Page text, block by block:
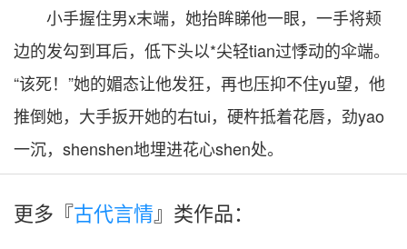
小手握住男x末端，她抬眸睇他一眼，一手将颊
边的发勾到耳后，低下头以*尖轻tian过悸动的伞端。
“该死！”她的媚态让他发狂，再也压抑不住yu望，他
推倒她，大手扳开她的右tui，硬杵抵着花唇，劲yao
一沉，shenshen地埋进花心shen处。
更多『古代言情』类作品：